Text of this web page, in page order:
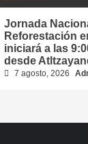
Jornada
Reforestación
iniciará a las
desde
7 agosto, 2026